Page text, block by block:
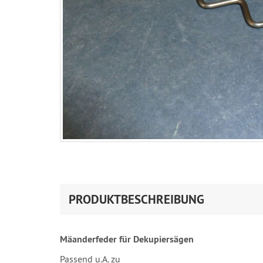
PRODUKTBESCHREIBUNG
Mäanderfeder für Dekupiersägen
Passend u.A. zu